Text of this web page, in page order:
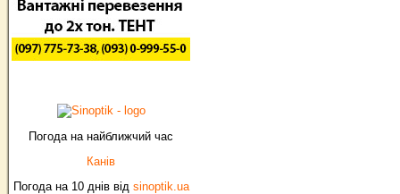
Погода на найближчий час
Канів
Погода на 10 днів від sinoptik.ua